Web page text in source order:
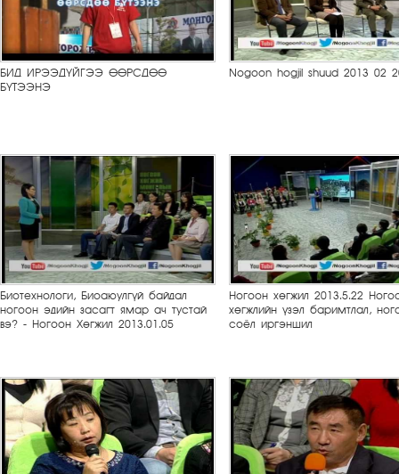
БИД ИРЭЭДҮЙГЭЭ ӨӨРСДӨӨ
БҮТЭЭНЭ
Nogoon hogjil shuud 2013 02
Биотехнологи, Биоаюулгүй байдал
ногоон эдийн засагт ямар ач тустай
вэ? - Ногоон Хөгжил 2013.01.05
Ногоон хөгжил 2013.5.22
хөгжлийн үзэл баримтлал,
соёл иргэншил